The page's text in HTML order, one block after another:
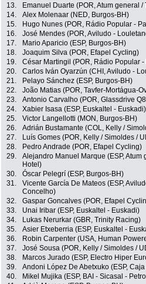
13.
Emanuel Duarte (POR, Atum general
14.
Alex Molenaar (NED, Burgos-BH)
15.
Hugo Nunes (POR, Rádio Popular -
16.
José Mendes (POR, Aviludo -
17.
Mario Aparicio (ESP, Burgos-BH)
18.
Joaquim Silva (POR, Efapel Cycling)
19.
César Martingil (POR, Rádio Popular
20.
Carlos Iván Oyarzún (CHI, Aviludo -
21.
Pelayo Sánchez (ESP, Burgos-BH)
22.
João Matias (POR, Tavfer-Mortágua-
23.
Antonio Carvalho (POR, Glassdrive
24.
Xabier Isasa (ESP, Euskaltel - Euskadi)
25.
Victor Langellotti (MON, Burgos-BH)
26.
Adrián Bustamante (COL, Kelly /
27.
Luís Gomes (POR, Kelly / Simoldes /
28.
Pedro Andrade (POR, Efapel Cycling)
29.
Alejandro Manuel Marque (ESP, Atum
Hotel)
30. Óscar Pelegrí (ESP, Burgos-BH)
31.
Vicente García De Mateos (ESP,
Concelho)
32. Gaspar Goncalves (POR, Efapel
33.
Unai Iribar (ESP, Euskaltel - Euskadi)
34.
Lukas Nerurkar (GBR, Trinity Racing)
35.
Asier Etxeberria (ESP, Euskaltel -
36.
Robin Carpenter (USA, Human
37.
José Sousa (POR, Kelly / Simoldes /
38.
Marcos Jurado (ESP, Electro Hiper
39.
Andoni López De Abetxuko (ESP,
40.
Mikel Mujika (ESP, BAI - Sicasal -